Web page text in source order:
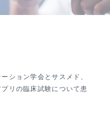
ション学会とサスメド、
リの臨床試験について患